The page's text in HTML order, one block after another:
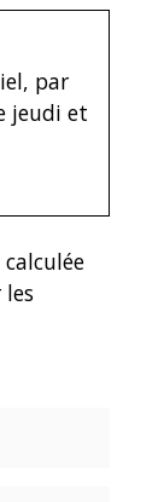
par
jeudi et
les